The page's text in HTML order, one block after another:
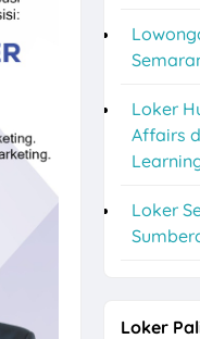
Indonesia
Solo
Loker
Affairs
Loker
Loker